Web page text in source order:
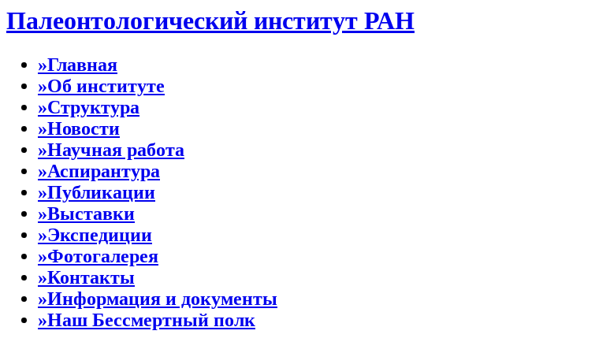
Палеонтологический институт РАН
»Главная
»Об институте
»Структура
»Новости
»Научная работа
»Аспирантура
»Публикации
»Выставки
»Экспедиции
»Фотогалерея
»Контакты
»Информация и документы
»Наш Бессмертный полк